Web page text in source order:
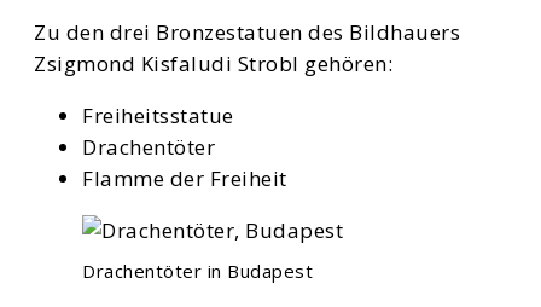
Zu den drei Bronzestatuen des Bildhauers
Zsigmond Kisfaludi Strobl gehören:
Freiheitsstatue
Drachentöter
Flamme der Freiheit
Drachentöter in Budapest